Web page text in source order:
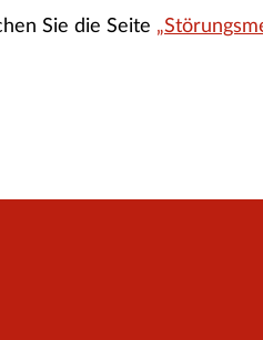
Sie die Seite